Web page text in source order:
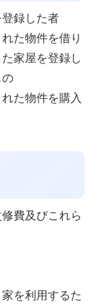
録した者
た物件を借り
家屋を登録し
の
た物件を購入
費及びこれら
を利用するた